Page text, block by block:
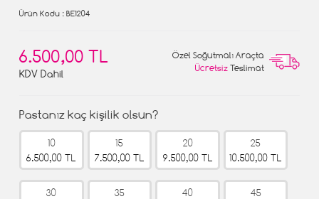
Ürün Kodu : BE1204
6.500,00 TL
KDV Dahil
Özel Soğutmalı Araçta
Ücretsiz Teslimat
Pastanız kaç kişilik olsun?
10
6.500,00 TL
15
7.500,00 TL
20
9.500,00 TL
25
10.500,00 TL
30
35
40
45